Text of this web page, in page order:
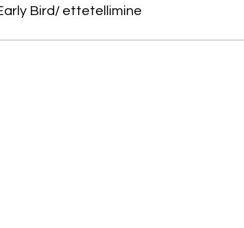
Bird/ ettetellimine